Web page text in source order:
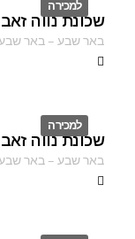
למכירה
ID
שכונת נווה
באר שבע–באר
למכירה
ID
שכונת נווה זאב
באר שבע–באר